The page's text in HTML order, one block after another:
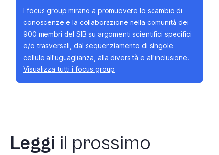
I focus group mirano a promuovere lo scambio di
conoscenze e la collaborazione nella comunità dei
900 membri del SIB su argomenti scientifici specifici
e/o trasversali, dal sequenziamento di singole
cellule all'uguaglianza, alla diversità e all'inclusione.
Visualizza tutti i focus group
Leggi il prossimo